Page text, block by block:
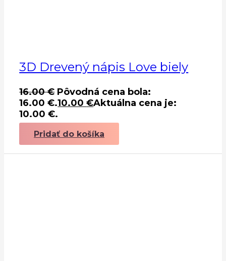
3D Drevený nápis Love biely
16.00€ Pôvodná cena bola:
16.00 €.10.00€Aktuálna cena je:
10.00 €.
Pridať do košíka